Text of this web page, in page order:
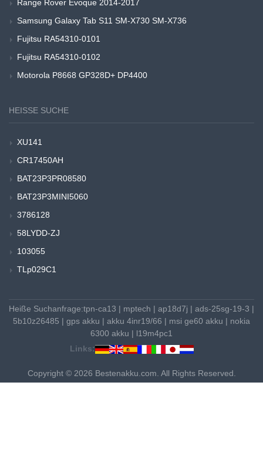
Range Rover Evoque 2014-2017
Samsung Galaxy Tab S11 SM-X730 SM-X736
Fujitsu RA54310-0101
Fujitsu RA54310-0102
Motorola P8668 GP328D+ DP4400
HEISSE SUCHE
XU141
CR17450AH
BAT23P3PR08580
BAT23P3MINI5060
3786128
58LYDD-ZJ
103055
TLp029C1
Heiße Suchanfrage:tpn-ca13 | mptech | ap18d7j | ads-25sg-19-3 |
5b10z26485 | gps akku | akku 4inr19/66 | msi ge60 akku | nokia
6300 akku | l19m4pc1
Links:
Copyright © 2026 Bestenakku.com. All Rights Reserved.